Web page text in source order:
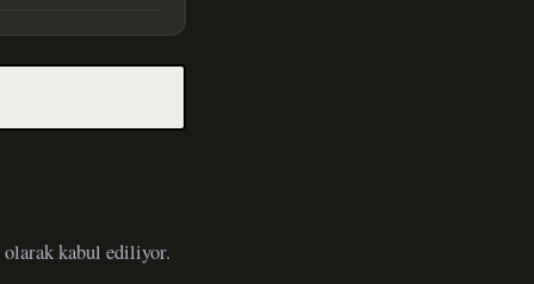
olarak kabul ediliyor.